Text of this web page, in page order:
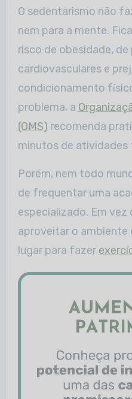
O sedentarismo não
nem para a mente.
risco de obesidade,
cardiovasculares e
condicionamento
problema, a
(OMS) recomenda
minutos de atividades
Porém, nem todo
de frequentar uma
especializado. Em vez
aproveitar o ambiente
lugar para fazer